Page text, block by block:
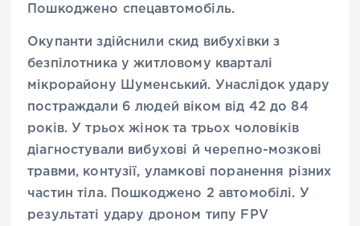
Пошкоджено спецавтомобіль.
Окупанти здійснили скид вибухівки з
безпілотника у житловому кварталі
мікрорайону Шуменський. Унаслідок удару
постраждали 6 людей віком від 42 до 84
років. У трьох жінок та трьох чоловіків
діагностували вибухові й черепно-мозкові
травми, контузії, уламкові поранення різних
частин тіла. Пошкоджено 2 автомобілі. У
результаті удару дроном типу FPV